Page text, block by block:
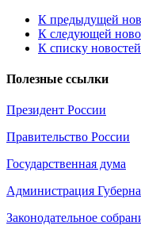
К предыдущей
К следующей
К списку новостей
Полезные ссылки
Президент России
Правительство России
Государственная дума
Администрация
Законодательное